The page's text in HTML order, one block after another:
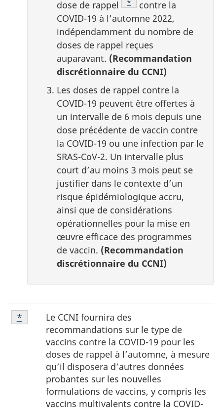
dose de rappel
Note de bas de page
*
contre la
COVID-19 à l’automne 2022,
indépendamment du nombre de
doses de rappel reçues
auparavant. (Recommandation
discrétionnaire du CCNI)
Les doses de rappel contre la
COVID-19 peuvent être offertes à
un intervalle de 6 mois depuis une
dose précédente de vaccin contre
la COVID-19 ou une infection par le
SRAS-CoV-2. Un intervalle plus
court d’au moins 3 mois peut se
justifier dans le contexte d’un
risque épidémiologique accru,
ainsi que de considérations
opérationnelles pour la mise en
œuvre efficace des programmes
de vaccin. (Recommandation
discrétionnaire du CCNI)
Note
de
Le CCNI fournira des
recommandations sur le type de
vaccins contre la COVID-19 pour les
doses de rappel à l’automne, à mesure
qu’il disposera d’autres données
probantes sur les nouvelles
formulations de vaccins, y compris les
vaccins multivalents contre la COVID-
Retour à la référence de la note de bas de page
*